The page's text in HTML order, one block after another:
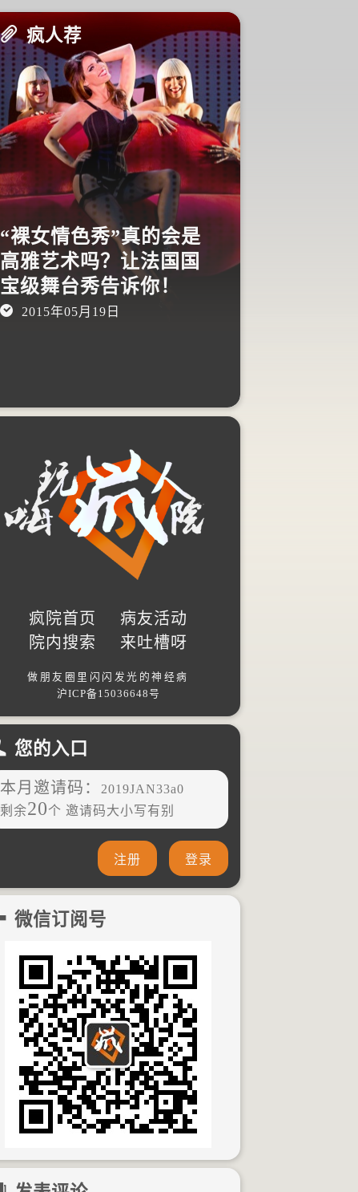
疯人荐
“裸女情色秀”真的会是
高雅艺术吗？让法国国
宝级舞台秀告诉你！
2015年05月19日
疯院首页
院内搜索
病友活动
来吐槽呀
做朋友圈里闪闪发光的神经病
沪ICP备15036648号
您的入口
本月邀请码：
2019JAN33a0
剩余20个 邀请码大小写有别
登录
注册
微信订阅号